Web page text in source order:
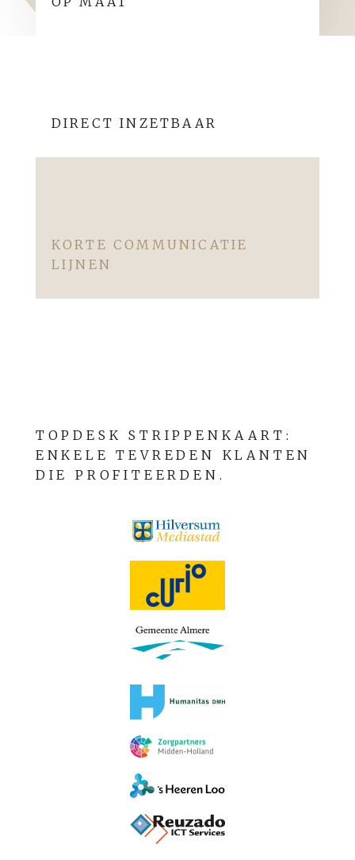
DIRECT INZETBAAR
KORTE COMMUNICATIE
LIJNEN
TOPDESK STRIPPENKAART:
ENKELE TEVREDEN KLANTEN
DIE PROFITEERDEN.